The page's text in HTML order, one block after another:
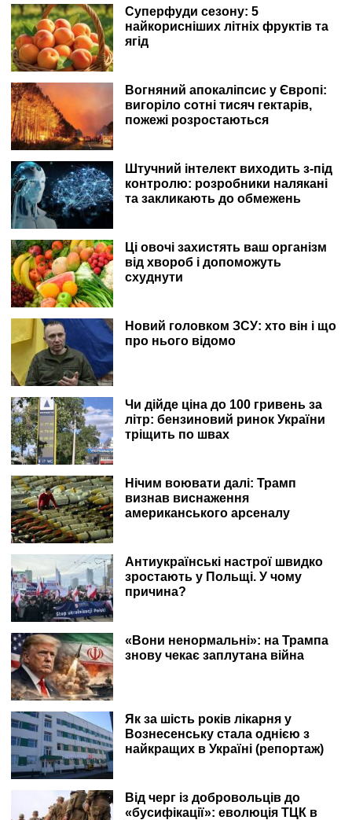
Суперфуди сезону: 5
найкорисніших літніх фруктів та
ягід
Вогняний апокаліпсис у Європі:
вигоріло сотні тисяч гектарів,
пожежі розростаються
Штучний інтелект виходить з-під
контролю: розробники налякані
та закликають до обмежень
Ці овочі захистять ваш організм
від хвороб і допоможуть
схуднути
Новий головком ЗСУ: хто він і що
про нього відомо
Чи дійде ціна до 100 гривень за
літр: бензиновий ринок України
тріщить по швах
Нічим воювати далі: Трамп
визнав виснаження
американського арсеналу
Антиукраїнські настрої швидко
зростають у Польщі. У чому
причина?
«Вони ненормальні»: на Трампа
знову чекає заплутана війна
Як за шість років лікарня у
Вознесенську стала однією з
найкращих в Україні (репортаж)
Від черг із добровольців до
«бусифікації»: еволюція ТЦК в